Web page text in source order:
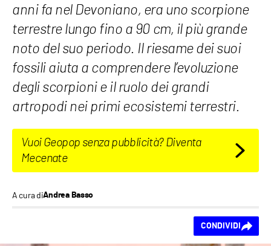
anni fa nel Devoniano, era uno scorpione
terrestre lungo fino a 90 cm, il più grande
noto del suo periodo. Il riesame dei suoi
fossili aiuta a comprendere l’evoluzione
degli scorpioni e il ruolo dei grandi
artropodi nei primi ecosistemi terrestri.
Vuoi Geopop senza pubblicità? Diventa
Mecenate
A cura diAndrea Basso
CONDIVIDI